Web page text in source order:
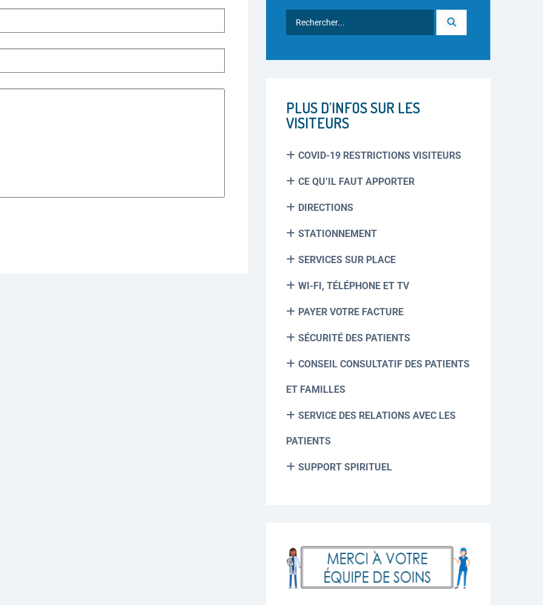
PLUS D’INFOS SUR LES
VISITEURS
COVID-19 RESTRICTIONS VISITEURS
CE QU’IL FAUT APPORTER
DIRECTIONS
STATIONNEMENT
SERVICES SUR PLACE
WI-FI, TÉLÉPHONE ET TV
PAYER VOTRE FACTURE
SÉCURITÉ DES PATIENTS
CONSEIL CONSULTATIF DES PATIENTS
ET FAMILLES
SERVICE DES RELATIONS AVEC LES
PATIENTS
SUPPORT SPIRITUEL